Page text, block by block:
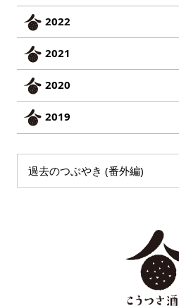
2022
2021
2020
2019
過去のつぶやき (番外編)